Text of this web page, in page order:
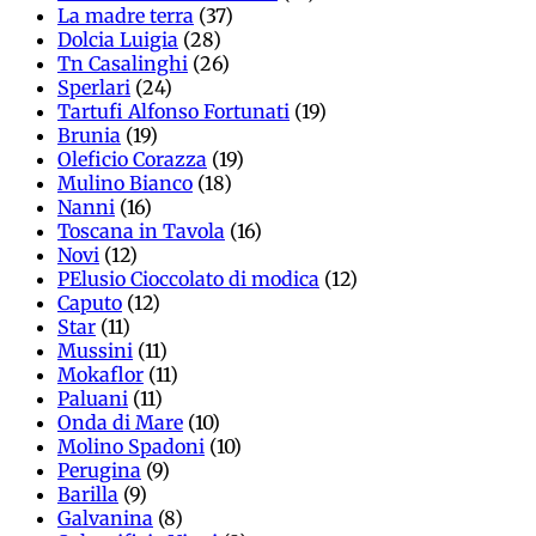
La madre terra (37)
Dolcia Luigia (28)
Tn Casalinghi (26)
Sperlari (24)
Tartufi Alfonso Fortunati (19)
Brunia (19)
Oleficio Corazza (19)
Mulino Bianco (18)
Nanni (16)
Toscana in Tavola (16)
Novi (12)
PElusio Cioccolato di modica (12)
Caputo (12)
Star (11)
Mussini (11)
Mokaflor (11)
Paluani (11)
Onda di Mare (10)
Molino Spadoni (10)
Perugina (9)
Barilla (9)
Galvanina (8)